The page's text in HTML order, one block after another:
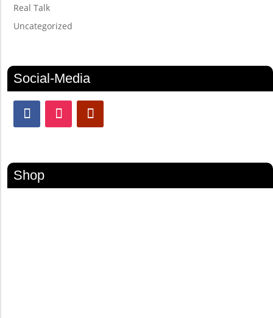
Real Talk
Uncategorized
Social-Media
Shop